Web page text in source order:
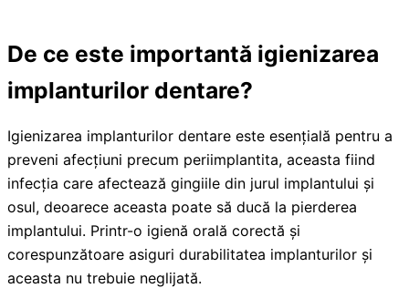
De ce este importantă igienizarea
implanturilor dentare?
Igienizarea implanturilor dentare este esențială pentru a
preveni afecțiuni precum periimplantita, aceasta fiind
infecția care afectează gingiile din jurul implantului și
osul, deoarece aceasta poate să ducă la pierderea
implantului. Printr-o igienă orală corectă și
corespunzătoare asiguri durabilitatea implanturilor și
aceasta nu trebuie neglijată.